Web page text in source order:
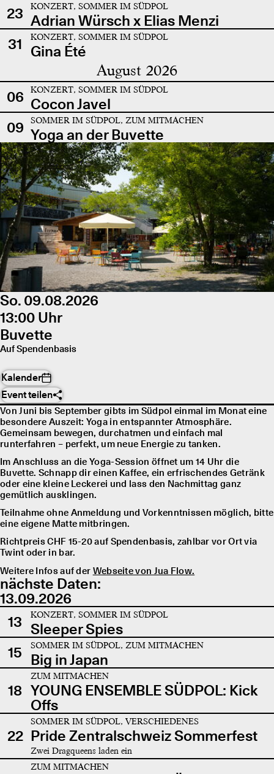
23
KONZERT, SOMMER IM SÜDPOL
Adrian Würsch x Elias Menzi
31
KONZERT, SOMMER IM SÜDPOL
Gina Été
August 2026
06 KONZERT, SOMMER IM SÜDPOL
Cocon Javel
09
SOMMER IM SÜDPOL, ZUM MITMACHEN
Yoga an der Buvette
So. 09.08.2026
13:00 Uhr
Buvette
Auf Spendenbasis
Kalender
Event teilen
Von Juni bis September gibts im Südpol einmal im Monat eine
besondere Auszeit: Yoga in entspannter Atmosphäre.
Gemeinsam bewegen, durchatmen und einfach mal
runterfahren – perfekt, um neue Energie zu tanken.
Im Anschluss an die Yoga-Session öffnet um 14 Uhr die
Buvette. Schnapp dir einen Kaffee, ein erfrischendes Getränk
oder eine kleine Leckerei und lass den Nachmittag ganz
gemütlich ausklingen.
Teilnahme ohne Anmeldung und Vorkenntnissen möglich, bitte
eine eigene Matte mitbringen.
Richtpreis CHF 15-20 auf Spendenbasis, zahlbar vor Ort via
Twint oder in bar.
Weitere Infos auf der Webseite von Jua Flow.
nächste Daten:
13.09.2026
13
KONZERT, SOMMER IM SÜDPOL
Sleeper Spies
15
SOMMER IM SÜDPOL, ZUM MITMACHEN
Big in Japan
18
ZUM MITMACHEN
YOUNG ENSEMBLE SÜDPOL: Kick
Offs
22
SOMMER IM SÜDPOL, VERSCHIEDENES
Pride Zentralschweiz Sommerfest
Zwei Dragqueens laden ein
ZUM MITMACHEN